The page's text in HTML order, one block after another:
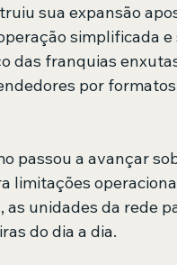
sua expansão
simplificada
das franquias
por
passou a avançar
limitações
unidades da rede
do dia a dia.